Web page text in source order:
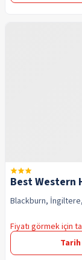
Best Western
Blackburn,
Fiyatı görmek için
Tarih